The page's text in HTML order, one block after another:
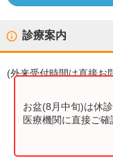
診療案内
(外来受付時間は直接お
お盆(8月中旬)は休
医療機関に直接ご確